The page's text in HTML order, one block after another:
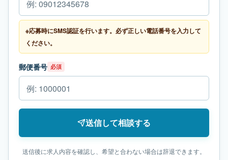
※応募時にSMS認証を行います。必ず正しい電話番号を入力して
ください。
郵便番号 必須
送信して相談する
送信後に求人内容を確認し、希望と合わない場合は辞退できます。